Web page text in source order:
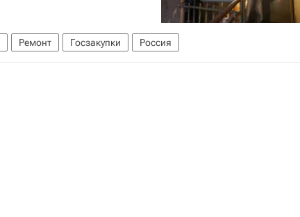
Ремонт Госзакупки Россия